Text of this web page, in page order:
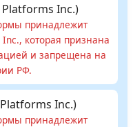
Inc.)
принадлежит
которая признана
и запрещена на
РФ.
Inc.)
принадлежит